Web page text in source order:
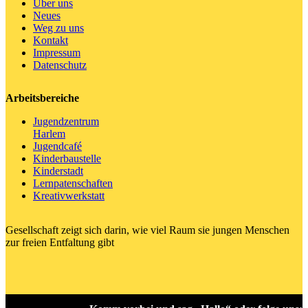
Über uns
Neues
Weg zu uns
Kontakt
Impressum
Datenschutz
Arbeitsbereiche
Jugendzentrum
Harlem
Jugendcafé
Kinderbaustelle
Kinderstadt
Lernpatenschaften
Kreativwerkstatt
Gesellschaft zeigt sich darin, wie viel Raum sie jungen Menschen
zur freien Entfaltung gibt